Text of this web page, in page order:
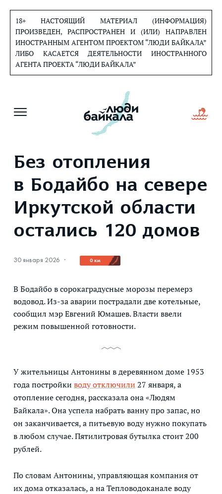
содержанию
18+ НАСТОЯЩИЙ МАТЕРИАЛ (ИНФОРМАЦИЯ)
ПРОИЗВЕДЕН, РАСПРОСТРАНЕН И (ИЛИ) НАПРАВЛЕН
ИНОСТРАННЫМ АГЕНТОМ ПРОЕКТОМ “ЛЮДИ БАЙКАЛА”
ЛИБО КАСАЕТСЯ ДЕЯТЕЛЬНОСТИ ИНОСТРАННОГО
АГЕНТА ПРОЕКТА “ЛЮДИ БАЙКАЛА”
Без отопления
в Бодайбо на севере
Иркутской области
остались 120 домов
30 января 2026 · 0 км
В Бодайбо в сорокаградусные морозы перемерз
водовод. Из-за аварии пострадали две котельные,
сообщил мэр Евгений Юмашев. Власти ввели
режим повышенной готовности.
У жительницы Антонины в деревянном доме 1953
года постройки воду отключили 27 января, а
отопление сегодня, рассказала она «Людям
Байкала». Она успела набрать ванну про запас, но
он заканчивается, а питьевую воду нужно покупать
в любом случае. Пятилитровая бутылка стоит 200
рублей.
По словам Антонины, управляющая компания от
их дома отказалась, а на Тепловодоканале воду